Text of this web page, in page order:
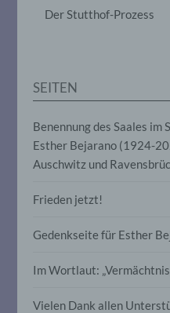
Der Stutthof-Prozess
SEITEN
Benennung des Saales im
Esther Bejarano (1924-
Auschwitz und
Frieden jetzt!
Gedenkseite für Esther
Im Wortlaut:
Vielen Dank allen
Anpassung oder
Löschen oder
d)
Markierung
ihre künftige
e) Profiling